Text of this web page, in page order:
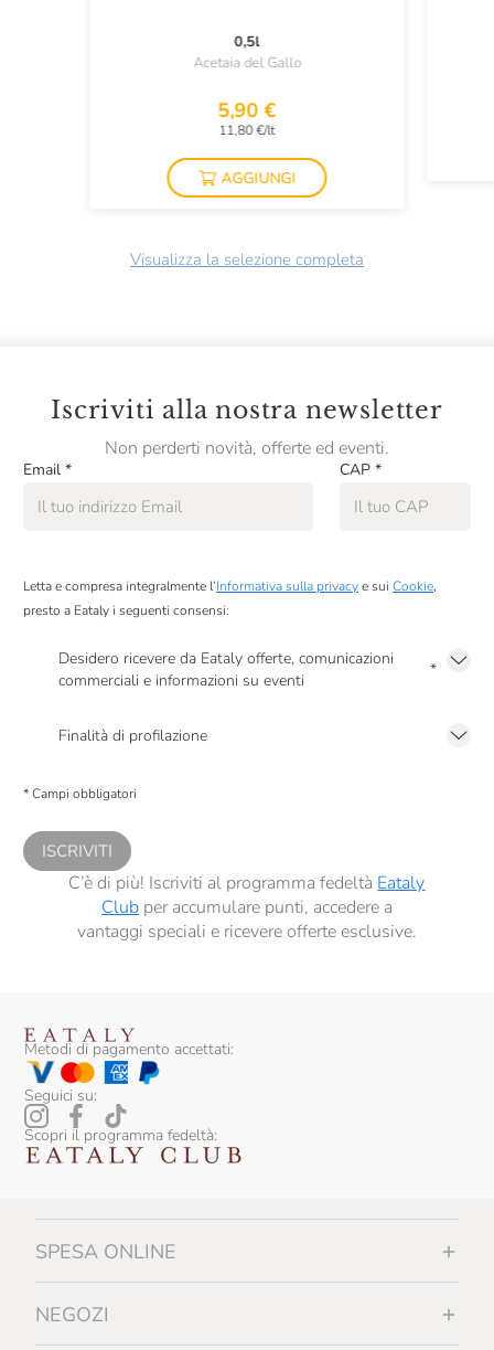
0,5l
Acetaia del Gallo
5,90 €
11,80 €/lt
AGGIUNGI
Visualizza la selezione completa
Iscriviti alla nostra newsletter
Non perderti novità, offerte ed eventi.
Email * CAP *
Letta e compresa integralmente l’Informativa sulla privacye sui Cookie,
presto a Eataly i seguenti consensi:
Desidero ricevere da Eataly offerte, comunicazioni
commerciali e informazioni su eventi
*
Finalità di profilazione
comunicazioni commerciali personalizzate, in caso di consenso prestato ai
* Campi obbligatori
ISCRIVITI
C’è di più! Iscriviti al programma fedeltà Eataly
Clubper accumulare punti, accedere a
vantaggi speciali e ricevere offerte esclusive.
Metodi di pagamento accettati:
Seguici su:
Scopri il programma fedeltà:
SPESA ONLINE
NEGOZI